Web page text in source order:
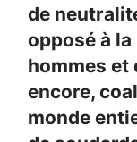
de
opposé à
hommes et
encore,
monde